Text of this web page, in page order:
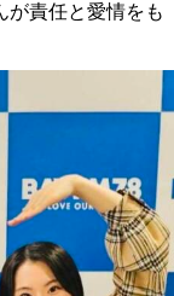
が責任と愛情をも